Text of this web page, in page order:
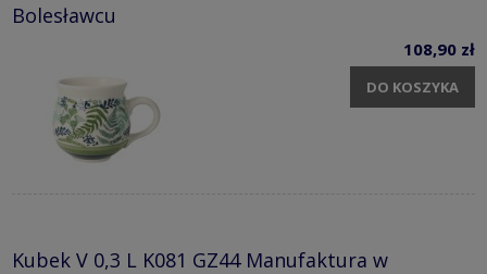
Bolesławcu
108,90 zł
DO KOSZYKA
Kubek V 0,3 L K081 GZ44 Manufaktura w